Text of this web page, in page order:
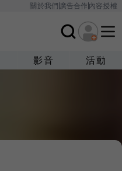
關於我們廣告合作內容授權
影音 活動